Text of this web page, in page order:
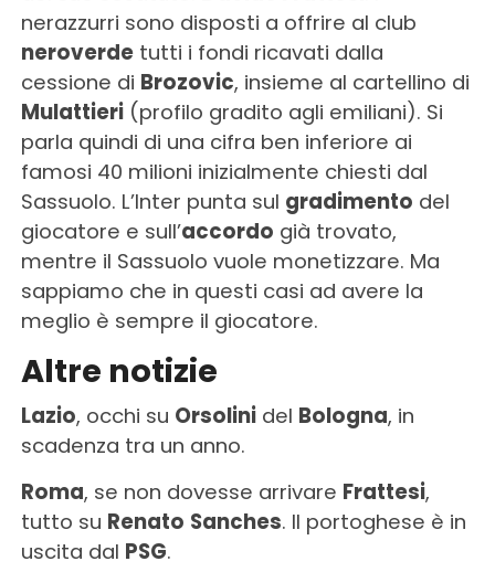
nerazzurri sono disposti a offrire al club
neroverdetutti i fondi ricavati dalla
cessione di Brozovic, insieme al cartellino di
Mulattieri(profilo gradito agli emiliani). Si
parla quindi di una cifra ben inferiore ai
famosi 40 milioni inizialmente chiesti dal
Sassuolo. L’Inter punta sul gradimento del
giocatore e sull’accordo già trovato,
mentre il Sassuolo vuole monetizzare. Ma
sappiamo che in questi casi ad avere la
meglio è sempre il giocatore.
Altre notizie
Lazio, occhi su Orsolinidel Bologna, in
scadenza tra un anno.
Roma, se non dovesse arrivare Frattesi,
tutto su Renato Sanches. Il portoghese è in
uscita dal PSG.